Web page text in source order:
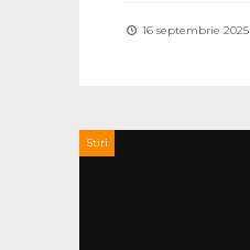
16 septembrie 2025
Stiri